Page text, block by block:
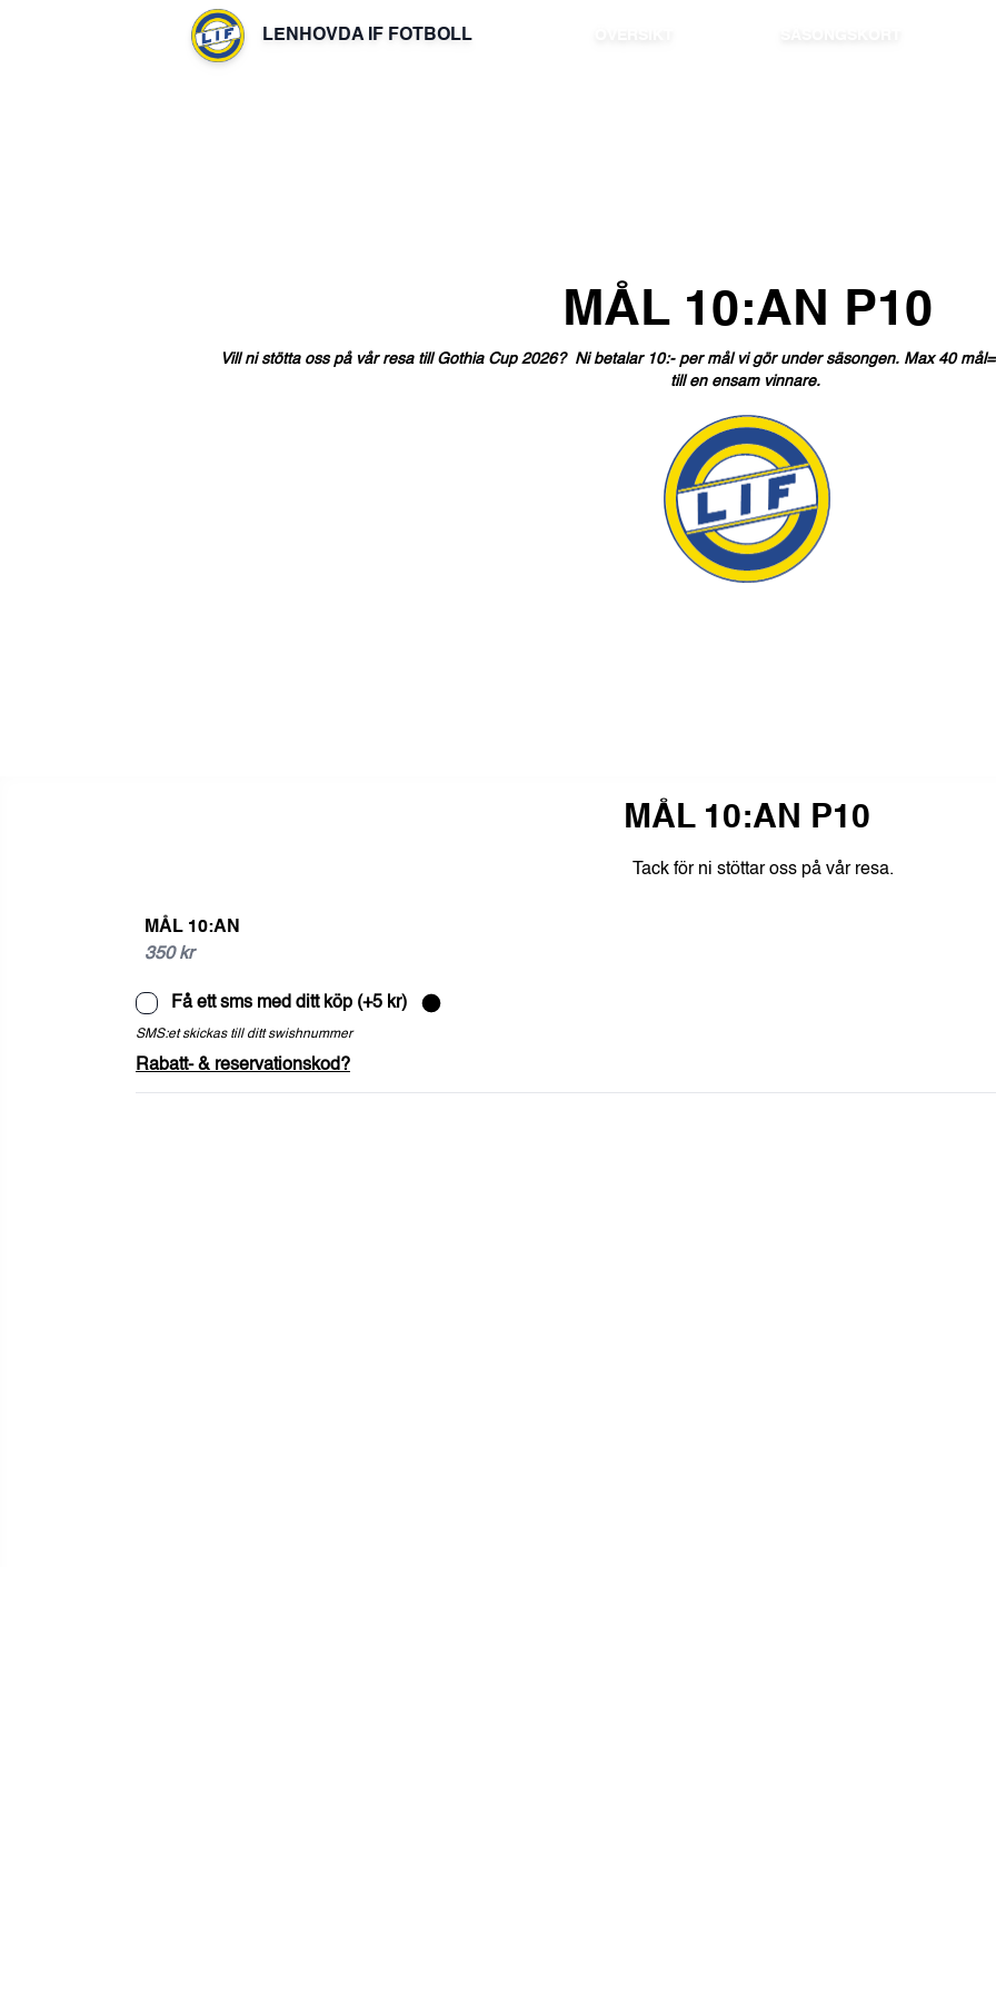
LENHOVDA IF FOTBOLL
MÅL 10:AN P10
Vill ni stötta oss på vår resa till Gothia Cup 2026? Ni betalar 10:- per mål vi gör under säsongen. Max 40
till en ensam vinnare.
MÅL 10:AN P10
Tack för ni stöttar oss på vår resa.
MÅL 10:AN
350 kr
Få ett sms med ditt köp (+5 kr)
SMS:et skickas till ditt swishnummer
Rabatt- & reservationskod?